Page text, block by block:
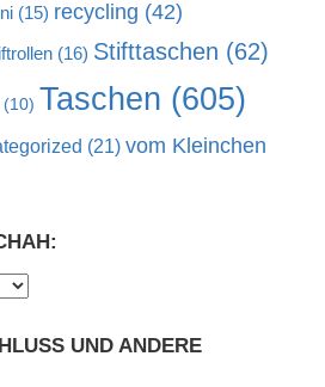
(15) recycling (42)
(16) Stifttaschen (62)
(10) Taschen (605)
(21) vom Kleinchen
UND ANDERE